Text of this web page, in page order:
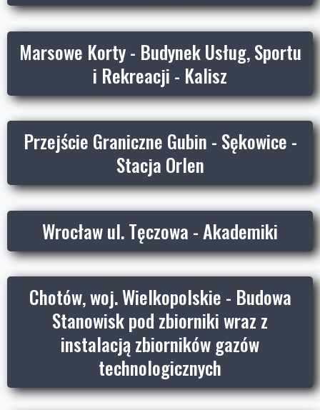
Marsowe Korty - Budynek Usług, Sportu
i Rekreacji - Kalisz
Przejście Graniczne Gubin - Sękowice -
Stacja Orlen
Wrocław ul. Tęczowa - Akademiki
Chotów, woj. Wielkopolskie - Budowa
Stanowisk pod zbiorniki wraz z
instalacją zbiorników gazów
technologicznych